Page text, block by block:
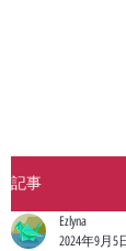
記事
Ezlyna
2024年9月5